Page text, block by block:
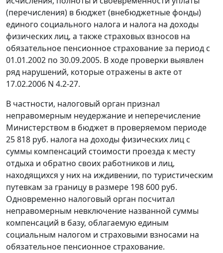
(перечисления) в бюджет (внебюджетные фонды)
единого социального налога и налога на доходы
физических лиц, а также страховых взносов на
обязательное пенсионное страхование за период с
01.01.2002 по 30.09.2005. В ходе проверки выявлен
ряд нарушений, которые отражены в акте от
17.02.2006 N 4.2-27.
В частности, налоговый орган признал
неправомерным неудержание и неперечисление
Министерством в бюджет в проверяемом периоде
25 818 руб. налога на доходы физических лиц с
суммы компенсаций стоимости проезда к месту
отдыха и обратно своих работников и лиц,
находящихся у них на иждивении, по туристическим
путевкам за границу в размере 198 600 руб.
Одновременно налоговый орган посчитал
неправомерным невключение названной суммы
компенсаций в базу, облагаемую единым
социальным налогом и страховыми взносами на
обязательное пенсионное страхование.